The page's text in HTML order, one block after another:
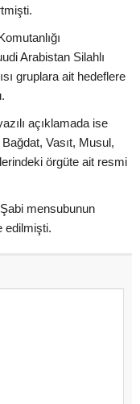
Arabistan Silahlı
gruplara ait hedeflere
açıklamada ise
Vasıt, Musul,
örgüte ait resmi
mensubunun
edilmişti.